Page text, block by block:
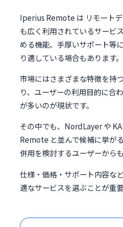
Iperius Remote は リモート
も広く利用されているサービ
める機能、手厚いサポート等
り適している場合もあります。
市場にはさまざまな特徴を持
り、ユーザーの利用目的に合
が多いのが現状です。
その中でも、NordLayer や
Remote と並んで候補に挙が
併用を検討するユーザーから
仕様・価格・サポート内容な
適なサービスを選ぶことが重要